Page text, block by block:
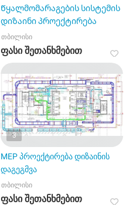
Წყალმომარაგების სისტემის
დიზაინი პროექტირება
თბილისი
ფასი შეთანხმებით
3
MEP პროექტირება დიზაინის
დაგეგმვა
თბილისი
ფასი შეთანხმებით